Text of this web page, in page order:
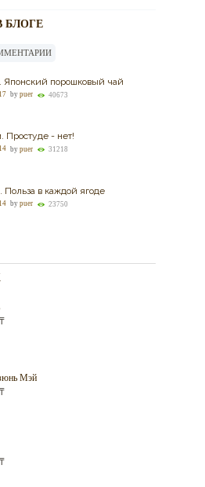
БЛОГЕ
Японский порошковый чай
by puer 40673
Простуде - нет!
by puer 31218
Польза в каждой ягоде
by puer 23750
₸
Мэй
₸
₸